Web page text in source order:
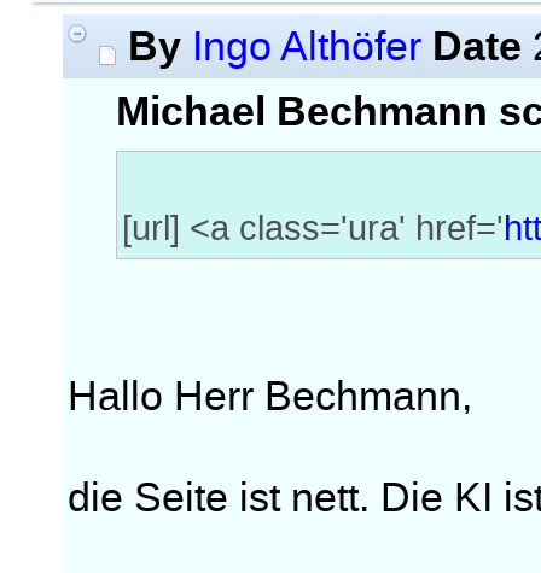
By Ingo Althöfer Date
Michael Bechmann
[url] <a class='ura' href='
Hallo Herr Bechmann,
die Seite ist nett. Die KI